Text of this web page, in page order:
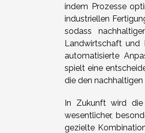
indem Prozesse
industriellen
sodass
Landwirtschaft und
automatisierte
spielt eine
die den
In Zukunft wird die
wesentlicher,
gezielte